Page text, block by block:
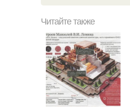
Читайте также